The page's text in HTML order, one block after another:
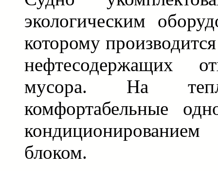
экологическим
которому
нефтесодержащих
мусора. На
комфортабельные
блоком.